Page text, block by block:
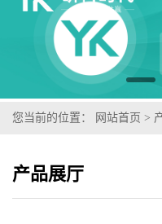
您当前的位置： 网站首页 >
研科时代科技-“研”无止境;“
产品展厅